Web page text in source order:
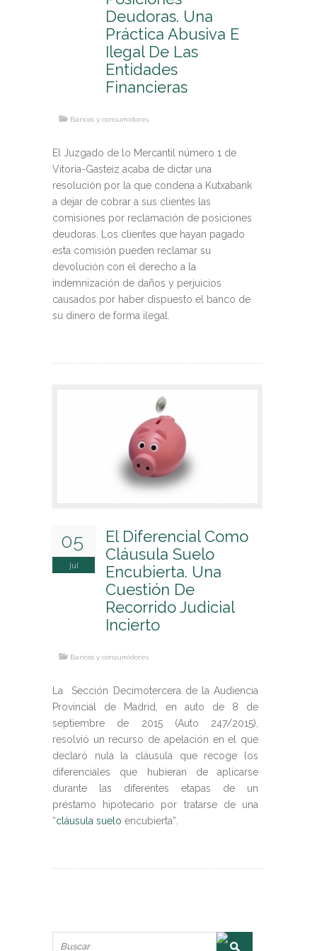
Deudoras. Una
Práctica Abusiva E
Ilegal De Las
Entidades
Financieras
Bancos y consumidores
El Juzgado de lo Mercantil número 1 de
Vitoria-Gasteiz acaba de dictar una
resolución por la que condena a Kutxabank
a dejar de cobrar a sus clientes las
comisiones por reclamación de posiciones
deudoras. Los clientes que hayan pagado
esta comisión pueden reclamar su
devolución con el derecho a la
indemnización de daños y perjuicios
causados por haber dispuesto el banco de
su dinero de forma ilegal.
05
Jul
El Diferencial Como
Cláusula Suelo
Encubierta. Una
Cuestión De
Recorrido Judicial
Incierto
Bancos y consumidores
La Sección Decimotercera de la Audiencia
Provincial de Madrid, en auto de 8 de
septiembre de 2015 (Auto 247/2015),
resolvió un recurso de apelación en el que
declaró nula la cláusula que recoge los
diferenciales que hubieran de aplicarse
durante las diferentes etapas de un
préstamo hipotecario por tratarse de una
“cláusula suelo encubierta”.